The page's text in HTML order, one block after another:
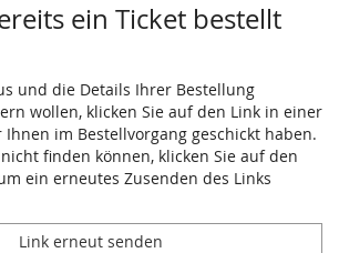
ein Ticket bestellt
und die Details Ihrer Bestellung
wollen, klicken Sie auf den Link in einer
im Bestellvorgang geschickt haben.
finden können, klicken Sie auf den
ein erneutes Zusenden des Links
Link erneut senden